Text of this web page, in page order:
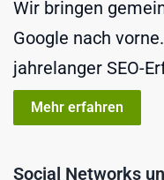
Wir bringen
Google nach
jahrelanger SEO-
Mehr erfahren
Social Networks